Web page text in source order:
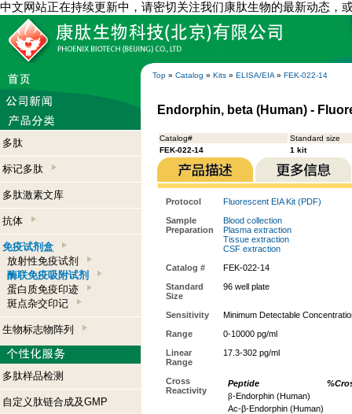
中文网站正在持续更新中，请密切关注我们康肽生物的最新动态，
Top » Catalog » Kits » ELISA/EIA » FEK-022-14
多肽
标记多肽
多肽激素文库
抗体
免疫试剂盒
放射性免疫试剂
酶联免疫吸附试剂
蛋白质免疫印迹
斑点杂交印记
生物标志物阵列
多肽样品检测
自定义肽链合成及GMP
Endorphin, beta (Human) -
Catalog#
Standard size
FEK-022-14
1 kit
Protocol
Fluorescent EIA Kit (PDF)
Sample
Preparation
Blood collection
Plasma extraction
Tissue extraction
CSF extraction
Catalog #
FEK-022-14
Standard
Size
96 well plate
Sensitivity
Minimum Detectable
Range
0-10000 pg/ml
Linear
Range
17.3-302 pg/ml
Cross
Reactivity
Peptide
β-Endorphin (Human)
Ac-β-Endorphin (Human)